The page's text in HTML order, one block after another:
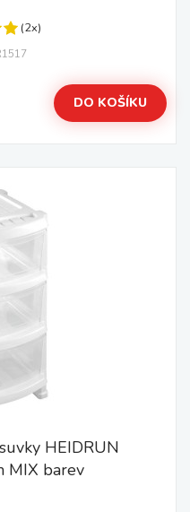
(2x)
DO KOŠÍKU
HEIDRUN
MIX barev